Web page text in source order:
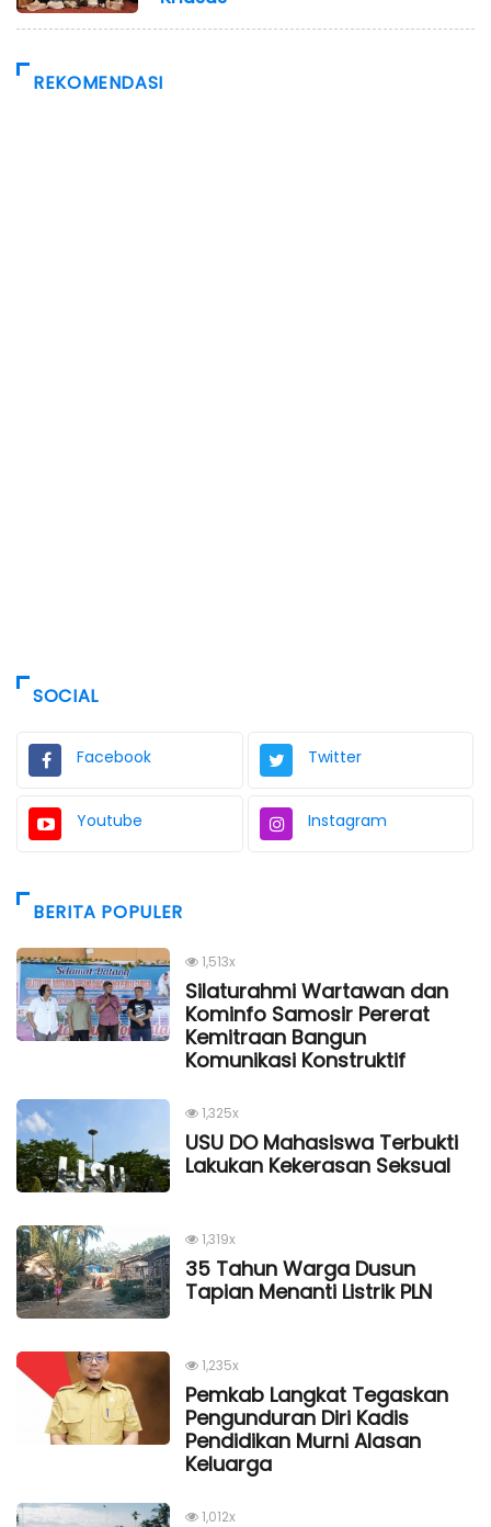
REKOMENDASI
SOCIAL
Facebook Twitter
Youtube Instagram
BERITA POPULER
1,513x
Silaturahmi Wartawan dan
Kominfo Samosir Pererat
Kemitraan Bangun
Komunikasi Konstruktif
1,325x
USU DO Mahasiswa Terbukti
Lakukan Kekerasan Seksual
1,319x
35 Tahun Warga Dusun
Tapian Menanti Listrik PLN
1,235x
Pemkab Langkat Tegaskan
Pengunduran Diri Kadis
Pendidikan Murni Alasan
Keluarga
1,012x